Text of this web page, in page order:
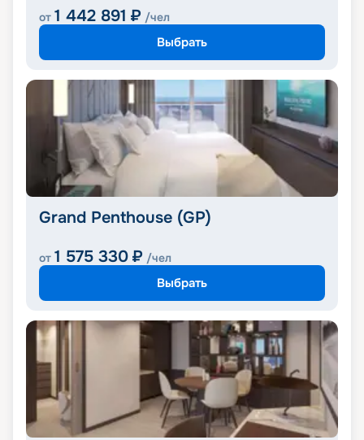
от 1 442 891 ₽ /чел
Выбрать
Grand Penthouse (GP)
от 1 575 330 ₽ /чел
Выбрать